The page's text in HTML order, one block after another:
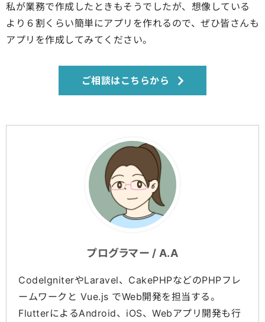
私が業務で作成したときもそうでしたが、想像している
より６割くらい簡単にアプリを作れるので、ぜひ皆さんも
アプリを作成してみてください。
ご相談はこちらから
プログラマー / A.A
CodeIgniterやLaravel、CakePHPなどのPHPフレ
ームワークと Vue.js でWeb開発を担当する。
FlutterによるAndroid、iOS、Webアプリ開発も行